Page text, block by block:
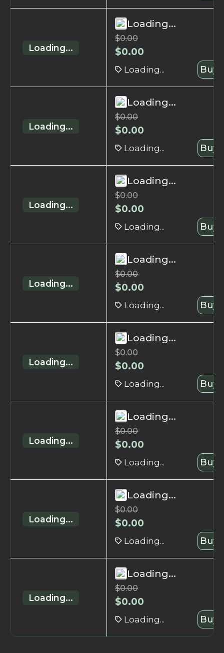
Loading...
Loading...
$0.00
$0.00
Loading... Buy
Loading...
Loading...
$0.00
$0.00
Loading... Buy
Loading...
Loading...
$0.00
$0.00
Loading... Buy
Loading...
Loading...
$0.00
$0.00
Loading... Buy
Loading...
Loading...
$0.00
$0.00
Loading... Buy
Loading...
Loading...
$0.00
$0.00
Loading... Buy
Loading...
Loading...
$0.00
$0.00
Loading... Buy
Loading...
Loading...
$0.00
$0.00
Loading... Buy